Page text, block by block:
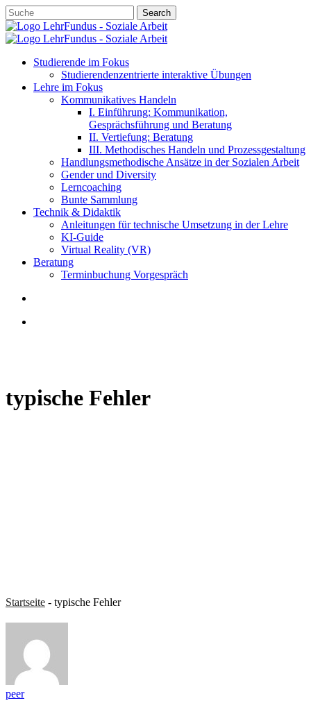
Skip
to
main
content
Search
Close
Search
account
search
Menu
Studierende im Fokus
Studierendenzentrierte interaktive Übungen
Lehre im Fokus
Kommunikatives Handeln
I. Einführung: Kommunikation,
Gesprächsführung und Beratung
II. Vertiefung: Beratung
III. Methodisches Handeln und Prozessgestaltung
Handlungsmethodische Ansätze in der Sozialen Arbeit
Gender und Diversity
Lerncoaching
Bunte Sammlung
Technik & Didaktik
Anleitungen für technische Umsetzung in der Lehre
KI-Guide
Virtual Reality (VR)
Beratung
Terminbuchung Vorgespräch
typische Fehler
Startseite - typische Fehler
peer